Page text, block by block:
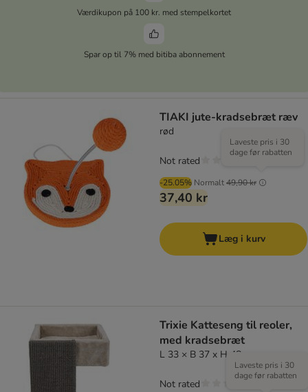
Værdikupon på 100 kr. med stempelkortet
Spar op til 7% med bitiba abonnement
TIAKI jute-kradsebræt ræv
rød
-25.05% Normalt49,90 kr
Laveste pris i 30
dage før rabatten
37,40 kr
Not rated
Læg i kurv
Trixie Katteseng til reoler,
med kradsebræt
L 33 × B 37 x H 48 cm
Laveste pris i 30
dage før rabatten
Not rated